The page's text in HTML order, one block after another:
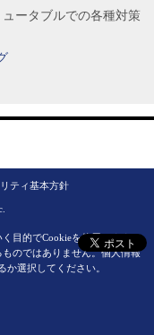
ュータブルでの各種対策
ティ基本方針
目的でCookieを使用します。
のではありません。個人情報
か選択してください。